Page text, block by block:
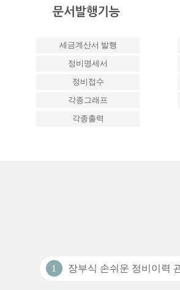
세금계산서 발행
정비명세서
정비접수
각종그래프
각종출력
1 장부식 손쉬운 정비이력